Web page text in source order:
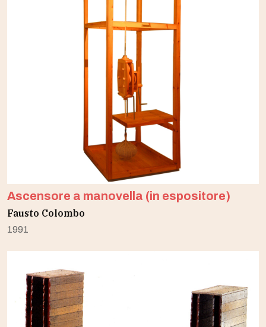
Ascensore a manovella (in espositore)
Fausto Colombo
1991